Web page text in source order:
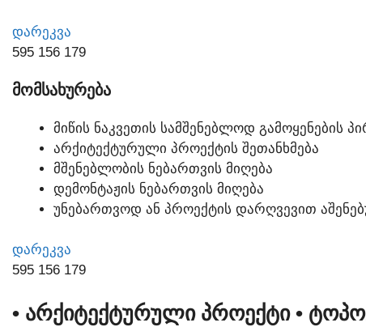
ᲓᲐᲠᲔᲙᲕᲐ
595 156 179
ᲛᲝᲛᲡᲐᲮᲣᲠᲔᲑᲐ
ᲛᲘᲬᲘᲡ ᲜᲐᲙᲕᲔᲗᲘᲡ ᲡᲐᲛᲨᲔᲜᲔᲑᲚᲝᲓ ᲒᲐᲛᲝᲧᲔᲜᲔᲑᲘᲡ
ᲐᲠᲥᲘᲢᲔᲥᲢᲣᲠᲣᲚᲘ ᲞᲠᲝᲔᲥᲢᲘᲡ ᲨᲔᲗᲐᲜᲮᲛᲔᲑᲐ
ᲛᲨᲔᲜᲔᲑᲚᲝᲑᲘᲡ ᲜᲔᲑᲐᲠᲗᲕᲘᲡ ᲛᲘᲦᲔᲑᲐ
ᲓᲔᲛᲝᲜᲢᲐᲟᲘᲡ ᲜᲔᲑᲐᲠᲗᲕᲘᲡ ᲛᲘᲦᲔᲑᲐ
ᲣᲜᲔᲑᲐᲠᲗᲕᲝᲓ ᲐᲜ ᲞᲠᲝᲔᲥᲢᲘᲡ ᲓᲐᲠᲦᲕᲔᲕᲘᲗ
ᲓᲐᲠᲔᲙᲕᲐ
595 156 179
• ᲐᲠᲥᲘᲢᲔᲥᲢᲣᲠᲣᲚᲘ ᲞᲠᲝᲔᲥᲢᲘ •